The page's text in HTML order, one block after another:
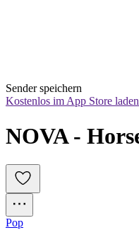
Sender speichern
Kostenlos im App Store laden
Pop